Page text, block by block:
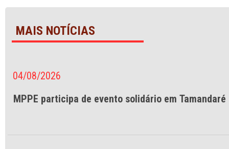
MAIS NOTÍCIAS
04/08/2026
MPPE participa de evento solidário em Tamandaré